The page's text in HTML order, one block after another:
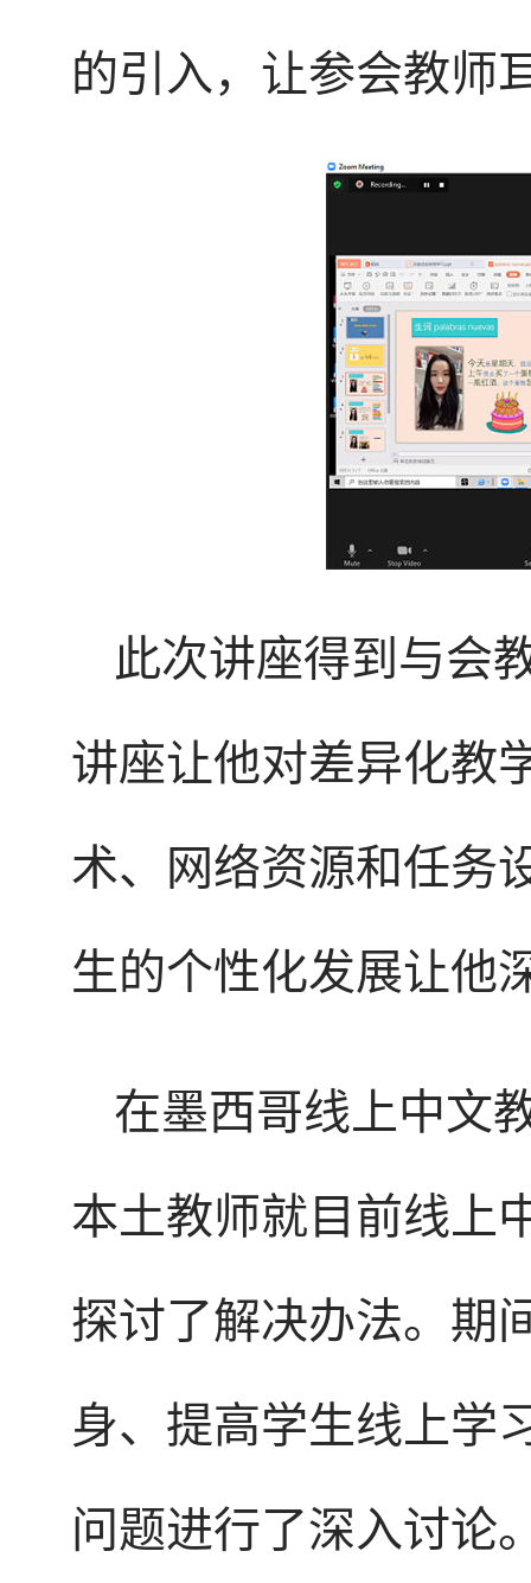
的引入，让参会教师
此次讲座得到与会
讲座让他对差异化教
术、网络资源和任务
生的个性化发展让他
在墨西哥线上中文
本土教师就目前线上
探讨了解决办法。期
身、提高学生线上学
问题进行了深入讨论